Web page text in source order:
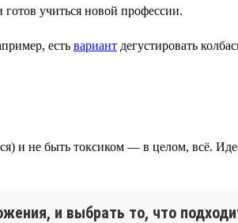
готов учиться новой профессии.
есть вариант дегустировать
и не быть токсиком — в целом, всё.
и выбрать то, что